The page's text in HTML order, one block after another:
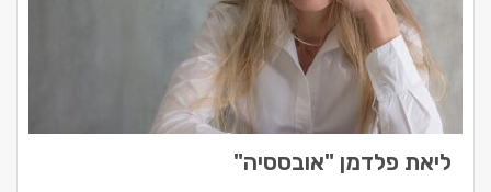
ליאת פלדמן "אובססיה"